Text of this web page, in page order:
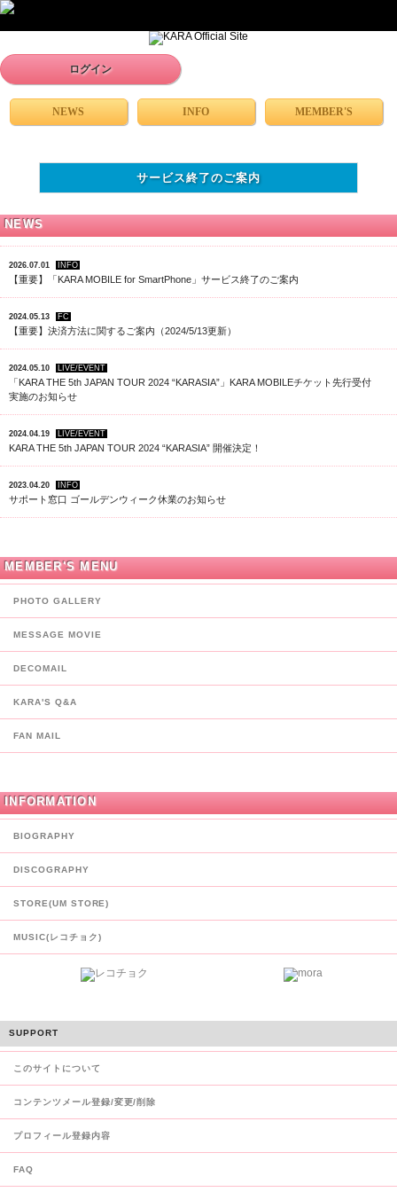
ログイン
NEWS INFO MEMBER'S
サービス終了のご案内
NEWS
2026.07.01 INFO
【重要】「KARA MOBILE for SmartPhone」サービス終了のご案内
2024.05.13 FC
【重要】決済方法に関するご案内（2024/5/13更新）
2024.05.10 LIVE/EVENT
「KARA THE 5th JAPAN TOUR 2024 “KARASIA”」KARA MOBILEチケット先行受付
実施のお知らせ
2024.04.19 LIVE/EVENT
KARA THE 5th JAPAN TOUR 2024 “KARASIA” 開催決定！
2023.04.20 INFO
サポート窓口 ゴールデンウィーク休業のお知らせ
MEMBER'S MENU
PHOTO GALLERY
MESSAGE MOVIE
DECOMAIL
KARA'S Q&A
FAN MAIL
INFORMATION
BIOGRAPHY
DISCOGRAPHY
STORE(UM STORE)
MUSIC(レコチョク)
SUPPORT
このサイトについて
コンテンツメール登録/変更/削除
プロフィール登録内容
FAQ